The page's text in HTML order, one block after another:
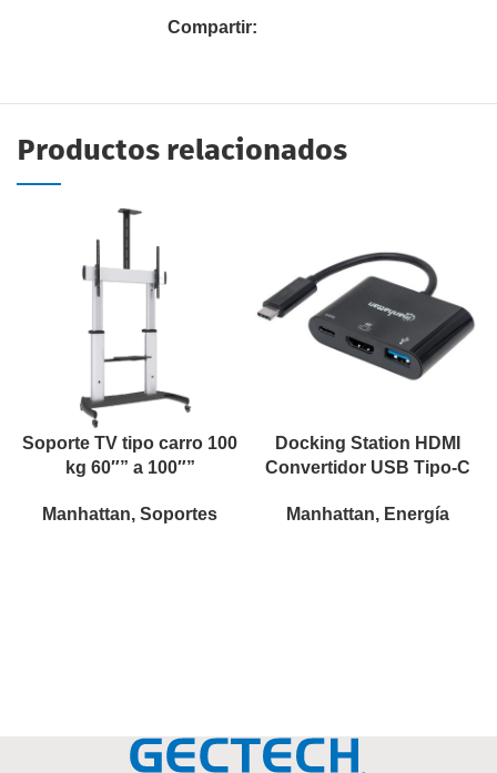
Compartir:
Productos relacionados
Soporte TV tipo carro 100
kg 60″” a 100″”
Manhattan, Soportes
Docking Station HDMI
Convertidor USB Tipo-C
Manhattan, Energía